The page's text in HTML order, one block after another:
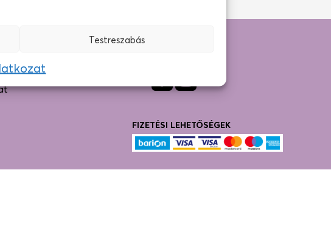
Testreszabás
Kérdések
FIZETÉSI LEHETŐSÉGEK